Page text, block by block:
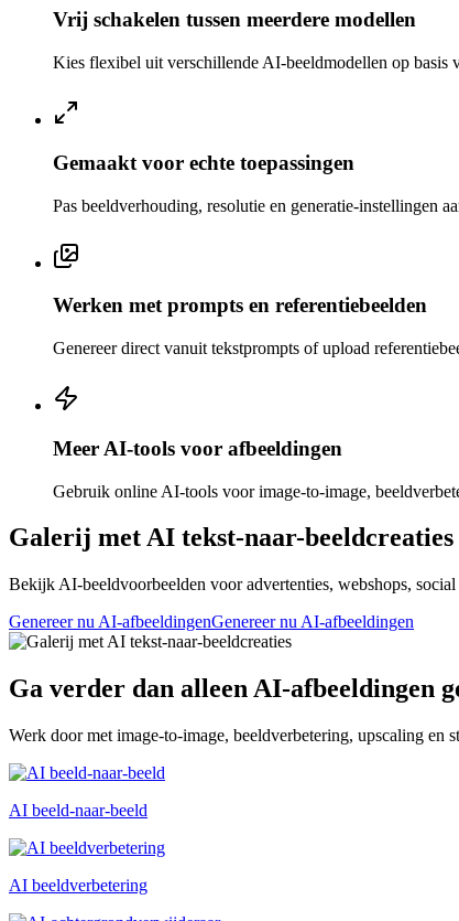
Vrij schakelen tussen meerdere modellen
Kies flexibel uit verschillende AI-beeldmodellen op basis
Gemaakt voor echte toepassingen
Pas beeldverhouding, resolutie en generatie-instellingen
Werken met prompts en referentiebeelden
Genereer direct vanuit tekstprompts of upload
Meer AI-tools voor afbeeldingen
Gebruik online AI-tools voor image-to-image,
Galerij met AI tekst-naar-beeldcreaties
Bekijk AI-beeldvoorbeelden voor advertenties, webshops,
Genereer nu AI-afbeeldingenGenereer nu AI-afbeeldingen
Ga verder dan alleen AI-afbeeldingen
Werk door met image-to-image, beeldverbetering, upscaling
AI beeld-naar-beeld
AI beeldverbetering